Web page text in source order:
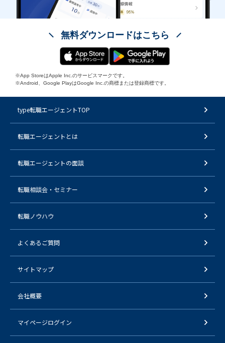
無料ダウンロードはこちら
※App StoreはApple Inc.のサービスマークです。
※Android、Google PlayはGoogle Inc.の商標または登録商標です。
type転職エージェントTOP
転職エージェントとは
転職エージェントの面談
転職相談会・セミナー
転職ノウハウ
よくあるご質問
サイトマップ
会社概要
マイページログイン